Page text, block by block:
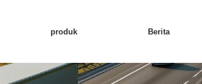
produk Berita